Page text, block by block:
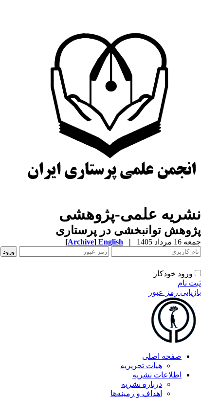
نشریه علمی-پژوهشی
پژوهش توانبخشی در پرستاری
جمعه 16 مرداد 1405 |
English
[Archive]
ورود خودکار
ثبت نام
بازیابی رمز عبور
صفحه اصلی
هیات تحریریه
اطلاعات نشریه
درباره نشریه
اهداف و زمینه‌ها